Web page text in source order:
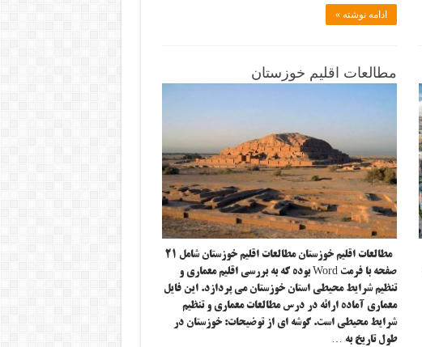
ادامه نوشته »
مطالعات اقلیم خوزستان
مطالعات اقلیم خوزستان مطالعات اقلیم خوزستان شامل ۲۱
صفحه با فرمت Word بوده که به بررسی اقلیم معماری و
تنظیم شرایط محیطی استان خوزستان می پردازد. این فایل
معماری آماده ارائه در درس مطالعات معماری و تنظیم
شرایط محیطی است. گوشه ای از توضیحات: خوزستان در
طول تاریخ به …